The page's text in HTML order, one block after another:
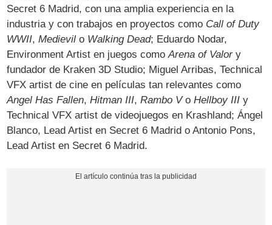
Secret 6 Madrid, con una amplia experiencia en la
industria y con trabajos en proyectos como Call of Duty
WWII,Medievil o Walking Dead; Eduardo Nodar,
Environment Artist en juegos comoArena of Valory
fundador de Kraken 3D Studio; Miguel Arribas, Technical
VFX artist de cine en películas tan relevantes como
Angel Has Fallen,Hitman III,Rambo VoHellboy III y
Technical VFX artist de videojuegos en Krashland; Ángel
Blanco, Lead Artist en Secret 6 Madrid o Antonio Pons,
Lead Artist en Secret 6 Madrid.